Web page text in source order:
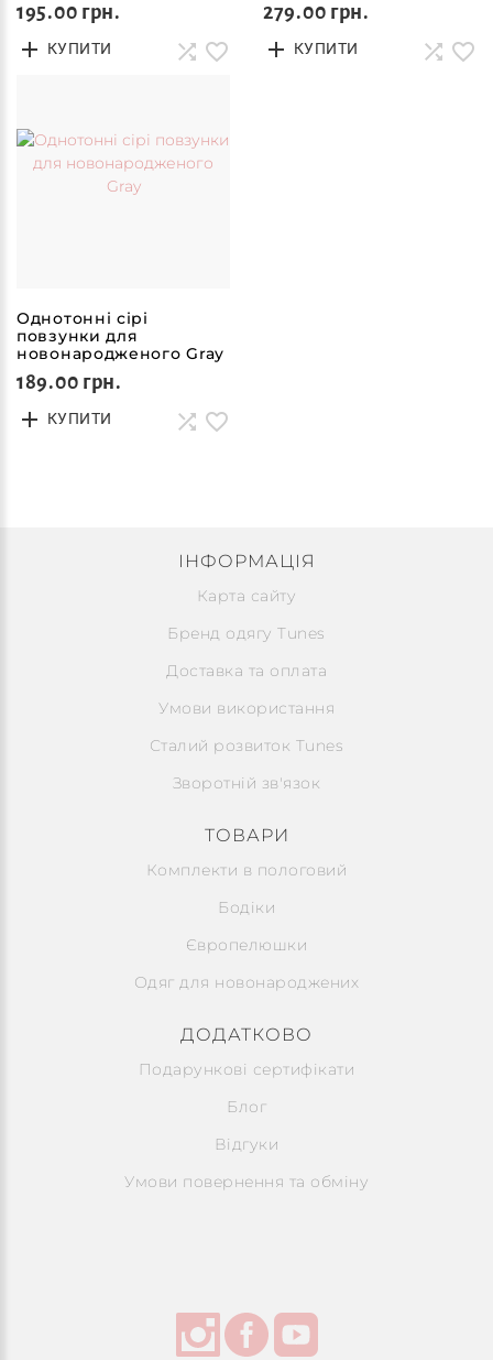
195.00 грн.
КУПИТИ
279.00 грн.
КУПИТИ
Однотонні сірі
повзунки для
новонародженого Gray
189.00 грн.
КУПИТИ
ІНФОРМАЦІЯ
Карта сайту
Бренд одягу Tunes
Доставка та оплата
Умови використання
Сталий розвиток Tunes
Зворотній зв'язок
ТОВАРИ
Комплекти в пологовий
Бодіки
Європелюшки
Одяг для новонароджених
ДОДАТКОВО
Подарункові сертифікати
Блог
Відгуки
Умови повернення та обміну